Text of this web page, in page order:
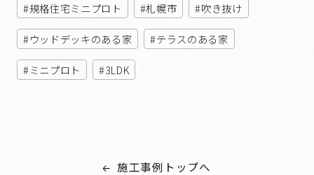
規格住宅ミニプロト 札幌市 吹き抜け
ウッドデッキのある家 テラスのある家
ミニプロト 3LDK
施工事例トップへ